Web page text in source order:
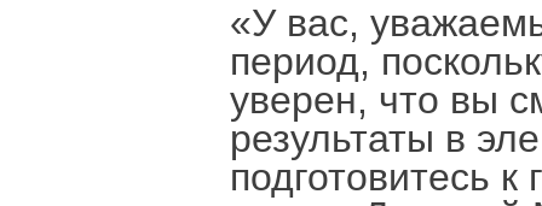
«У вас,
период,
уверен, что вы
результаты в
подготовитесь